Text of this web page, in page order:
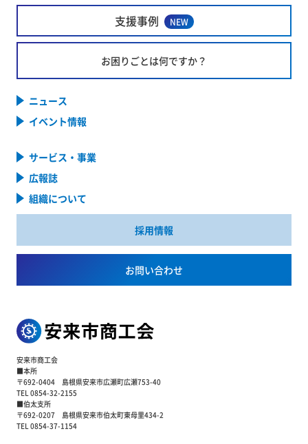
支援事例 NEW
お困りごとは何ですか？
ニュース
イベント情報
サービス・事業
広報誌
組織について
採用情報
お問い合わせ
安来市商工会
■本所
〒692-0404 島根県安来市広瀬町広瀬753-40
TEL 0854-32-2155
■伯太支所
〒692-0207 島根県安来市伯太町東母里434-2
TEL 0854-37-1154